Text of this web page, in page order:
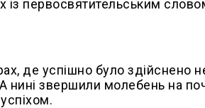
із первосвятительським
де успішно було здійснено
нині звершили молебень на